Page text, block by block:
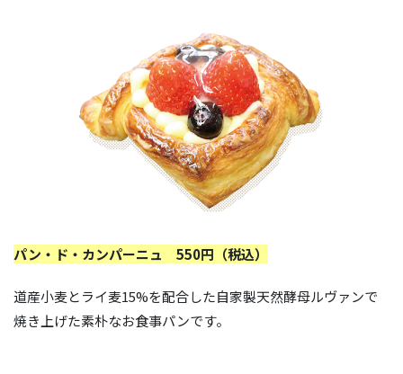
パン・ド・カンパーニュ 550円（税込）
道産小麦とライ麦15%を配合した自家製天然酵母ルヴァンで
焼き上げた素朴なお食事パンです。